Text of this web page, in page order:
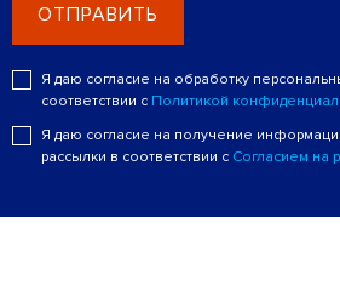
ОТПРАВИТЬ
Я даю согласие на обработку
соответствии с Политикой
Я даю согласие на получение
рассылки в соответствии с Согласием на